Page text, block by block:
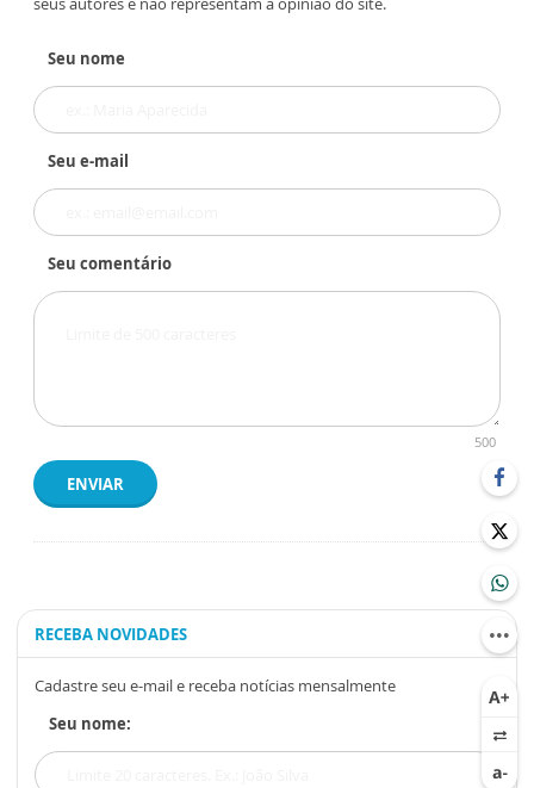
Seu nome
Seu e-mail
Seu comentário
500
ENVIAR
RECEBA NOVIDADES
Cadastre seu e-mail e receba notícias mensalmente
Seu nome: